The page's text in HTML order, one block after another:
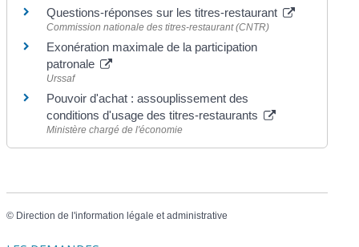
Questions-réponses sur les titres-restaurant
Commission nationale des titres-restaurant (CNTR)
Exonération maximale de la participation
patronale
Urssaf
Pouvoir d'achat : assouplissement des
conditions d'usage des titres-restaurants
Ministère chargé de l'économie
© Direction de l'information légale et administrative